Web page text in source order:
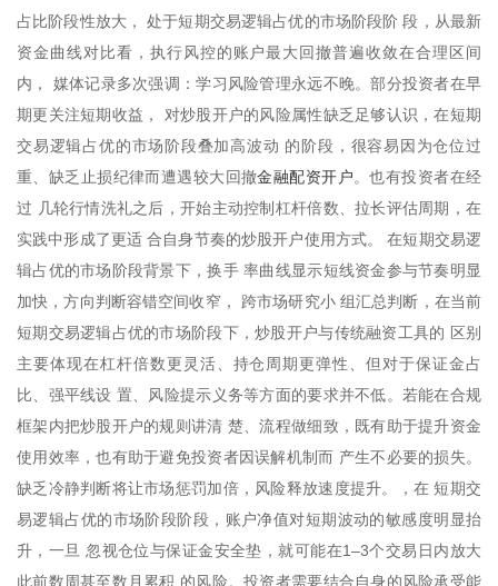
占比阶段性放大， 处于短期交易逻辑占优的市场阶段阶 段，从最新
资金曲线对比看，执行风控的账户最大回撤普遍收敛在合理区间
内， 媒体记录多次强调：学习风险管理永远不晚。部分投资者在早
期更关注短期收益， 对炒股开户的风险属性缺乏足够认识，在短期
交易逻辑占优的市场阶段叠加高波动 的阶段，很容易因为仓位过
重、缺乏止损纪律而遭遇较大回撤金融配资开户。也有投资者在经
过 几轮行情洗礼之后，开始主动控制杠杆倍数、拉长评估周期，在
实践中形成了更适 合自身节奏的炒股开户使用方式。 在短期交易逻
辑占优的市场阶段背景下，换手 率曲线显示短线资金参与节奏明显
加快，方向判断容错空间收窄， 跨市场研究小 组汇总判断，在当前
短期交易逻辑占优的市场阶段下，炒股开户与传统融资工具的 区别
主要体现在杠杆倍数更灵活、持仓周期更弹性、但对于保证金占
比、强平线设 置、风险提示义务等方面的要求并不低。若能在合规
框架内把炒股开户的规则讲清 楚、流程做细致，既有助于提升资金
使用效率，也有助于避免投资者因误解机制而 产生不必要的损失。
缺乏冷静判断将让市场惩罚加倍，风险释放速度提升。，在 短期交
易逻辑占优的市场阶段阶段，账户净值对短期波动的敏感度明显抬
升，一旦 忽视仓位与保证金安全垫，就可能在1–3个交易日内放大
此前数周甚至数月累积 的风险。投资者需要结合自身的风险承受能